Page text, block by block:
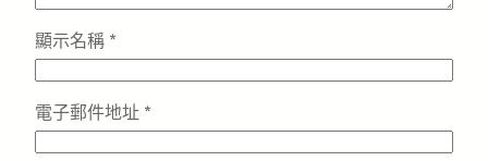
顯示名稱 *
電子郵件地址 *